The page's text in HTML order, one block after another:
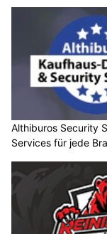
Althiburos Security
Services für jede